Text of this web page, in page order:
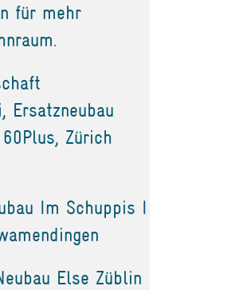
für mehr
Ersatzneubau
Zürich
Im Schuppis I
Else Züblin